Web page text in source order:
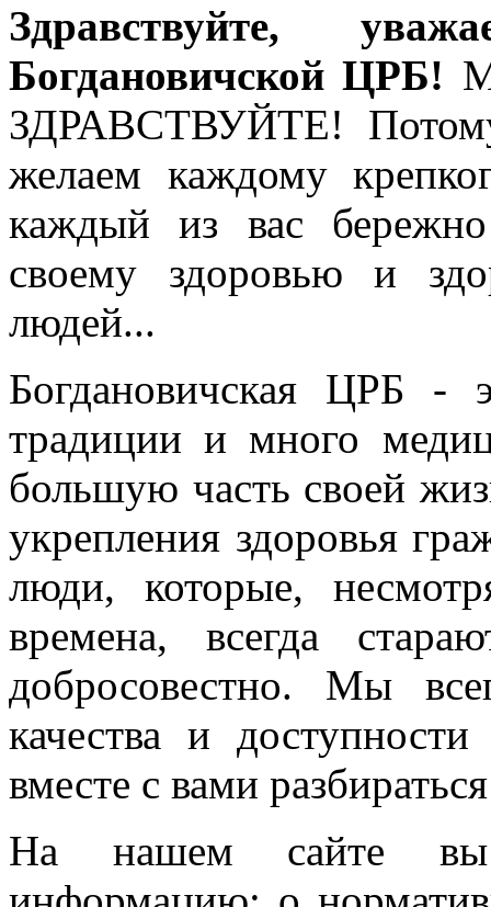
Здравствуйте,
Богдановичской ЦРБ!
ЗДРАВСТВУЙТЕ!
желаем каждому
каждый из вас
своему здоровью и
людей...
Богдановичская ЦРБ -
традиции и много
большую часть своей
укрепления здоровья
люди, которые,
времена, всегда
добросовестно. Мы
качества и
вместе с вами
На нашем сайте вы